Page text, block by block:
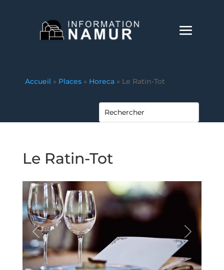
Accueil » Places » Horeca » Le Ratin-Tot
Le Ratin-Tot
Précédente Prochaine